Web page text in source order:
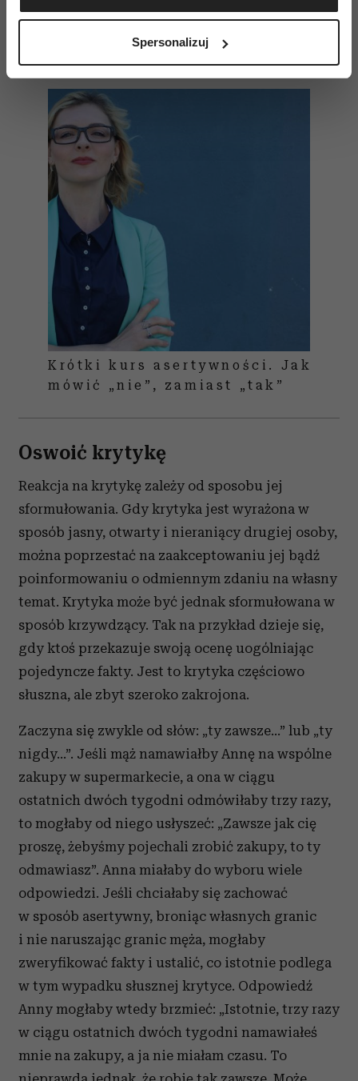
Identyfikować Twoje urządzenie, aktywnie
(fingerprinting, czyli wirtualny odcisk palca)
dane są przetwarzane oraz ustaw własne preferencje w
sekcji szczegółów. W Deklaracji plików cookie możesz
zmienić lub wycofać swoją zgodę w dowolnej chwili.
Wykorzystujemy pliki cookie do spersonalizowania treści
i reklam, aby oferować funkcje społecznościowe i
analizować ruch w naszej witrynie. Informacje o tym, jak
korzystasz z naszej witryny, udostępniamy partnerom
społecznościowym, reklamowym i analitycznym.
Partnerzy mogą połączyć te informacje z innymi danymi
otrzymanymi od Ciebie lub uzyskanymi podczas
korzystania z ich usług.
Spersonalizuj
Czytaj także
Krótki kurs asertywności. Jak
mówić „nie”, zamiast „tak”
Oswoić krytykę
Reakcja na krytykę zależy od sposobu jej
sformułowania. Gdy krytyka jest wyrażona w
sposób jasny, otwarty i nieraniący drugiej osoby,
można poprzestać na zaakceptowaniu jej bądź
poinformowaniu o odmiennym zdaniu na własny
temat. Krytyka może być jednak sformułowana w
sposób krzywdzący. Tak na przykład dzieje się,
gdy ktoś przekazuje swoją ocenę uogólniając
pojedyncze fakty. Jest to krytyka częściowo
słuszna, ale zbyt szeroko zakrojona.
Zaczyna się zwykle od słów: „ty zawsze…” lub „ty
nigdy…”. Jeśli mąż namawiałby Annę na wspólne
zakupy w supermarkecie, a ona w ciągu
ostatnich dwóch tygodni odmówiłaby trzy razy,
to mogłaby od niego usłyszeć: „Zawsze jak cię
proszę, żebyśmy pojechali zrobić zakupy, to ty
odmawiasz”. Anna miałaby do wyboru wiele
odpowiedzi. Jeśli chciałaby się zachować
w sposób asertywny, broniąc własnych granic
i nie naruszając granic męża, mogłaby
zweryfikować fakty i ustalić, co istotnie podlega
w tym wypadku słusznej krytyce. Odpowiedź
Anny mogłaby wtedy brzmieć: „Istotnie, trzy razy
w ciągu ostatnich dwóch tygodni namawiałeś
mnie na zakupy, a ja nie miałam czasu. To